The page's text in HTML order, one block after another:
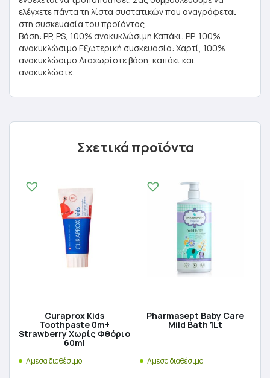
ελέγχετε πάντα τη λίστα συστατικών που αναγράφεται
στη συσκευασία του προϊόντος.
Βάση: PP, PS, 100% ανακυκλώσιμη.Καπάκι: PP, 100%
ανακυκλώσιμο.Εξωτερική συσκευασία: Χαρτί, 100%
ανακυκλώσιμο.Διαχωρίστε βάση, καπάκι και
ανακυκλώστε.
Σχετικά προϊόντα
Curaprox Kids
Toothpaste 0m+
Strawberry Χωρίς Φθόριο
60ml
Άμεσα διαθέσιμο
Pharmasept Baby Care
Mild Bath 1Lt
Άμεσα διαθέσιμο